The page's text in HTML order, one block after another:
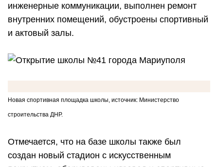
инженерные коммуникации, выполнен ремонт
внутренних помещений, обустроены спортивный
и актовый залы.
Новая спортивная площадка школы, источник: Министерство
строительства ДНР.
Отмечается, что на базе школы также был
создан новый стадион с искусственным